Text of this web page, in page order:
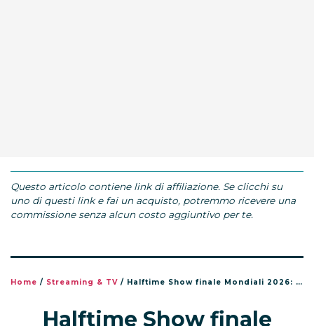
Questo articolo contiene link di affiliazione. Se clicchi su
uno di questi link e fai un acquisto, potremmo ricevere una
commissione senza alcun costo aggiuntivo per te.
Home / Streaming & TV / Halftime Show finale Mondiali 2026: orario, dove vederlo e chi canta
Halftime Show finale